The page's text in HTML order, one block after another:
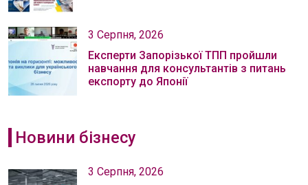
3 Серпня, 2026
Експерти Запорізької ТПП пройшли
навчання для консультантів з питань
експорту до Японії
Новини бізнесу
3 Серпня, 2026